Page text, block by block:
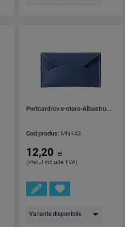
Portcard/cv e-store-Albastru...
Cod produs: MNK43
12,20 lei
(Pretul include TVA)
Variante disponibile